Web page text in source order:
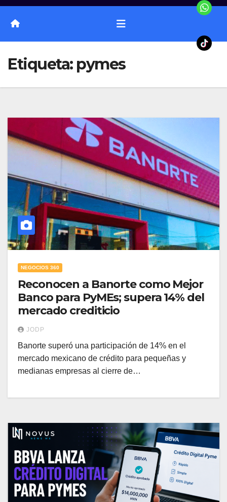
Etiqueta: pymes
NEGOCIOS 360
Reconocen a Banorte como Mejor
Banco para PyMEs; supera 14% del
mercado crediticio
JODP
Banorte superó una participación de 14% en el
mercado mexicano de crédito para pequeñas y
medianas empresas al cierre de…